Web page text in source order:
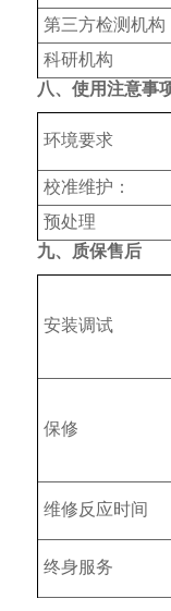
‌第三方检测机构
科研机构
八、使用注意事
‌环境要求
‌校准维护‌：
预处理
九、质保售后
安装调试
保修
维修反应时间
终身服务